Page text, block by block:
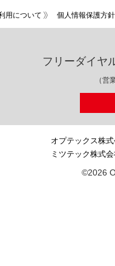
用について 個人情報保護方針
フリーダイヤ
（営
オプテックス株
ミツテック株式
©2026